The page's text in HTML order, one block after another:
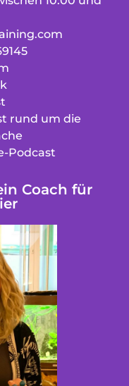
rund um die
Podcast
Coach für